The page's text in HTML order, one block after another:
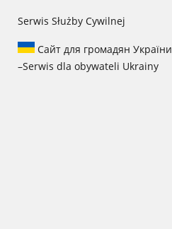
Serwis Służby Cywilnej
Сайт для громадян України
–Serwis dla obywateli Ukrainy